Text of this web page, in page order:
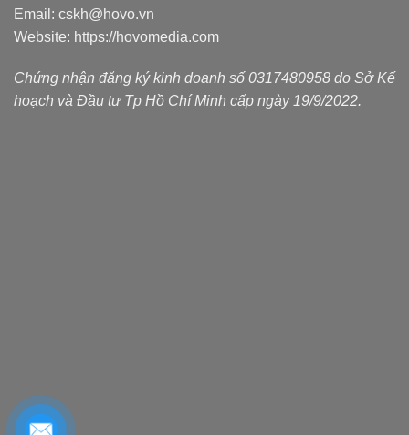
Email: cskh@hovo.vn
Website: https://hovomedia.com
Chứng nhận đăng ký kinh doanh số 0317480958 do Sở Kế
hoạch và Đầu tư Tp Hồ Chí Minh cấp ngày 19/9/2022.